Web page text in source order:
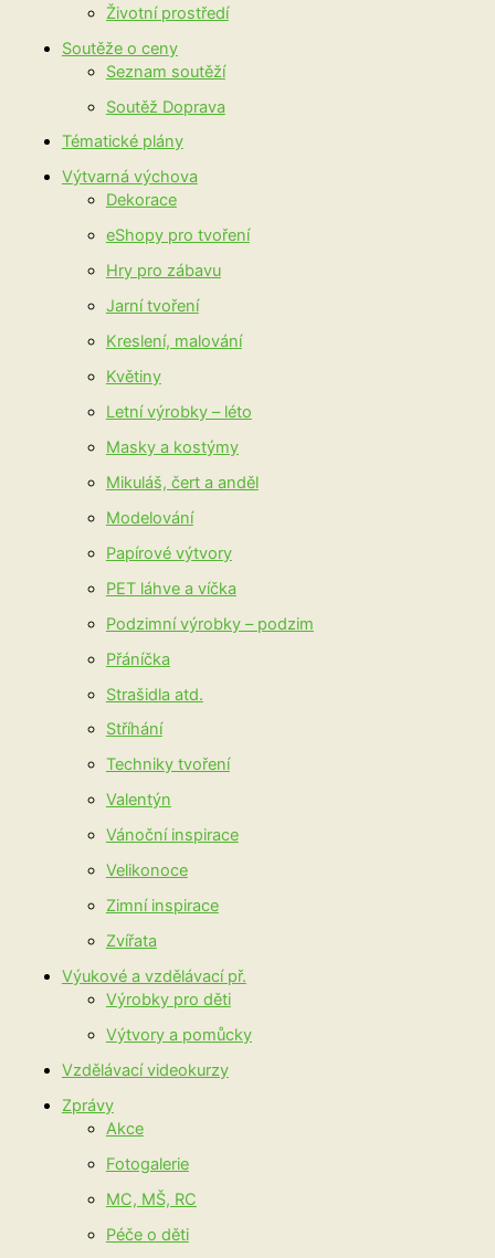
Životní prostředí
Soutěže o ceny
Seznam soutěží
Soutěž Doprava
Tématické plány
Výtvarná výchova
Dekorace
eShopy pro tvoření
Hry pro zábavu
Jarní tvoření
Kreslení, malování
Květiny
Letní výrobky – léto
Masky a kostýmy
Mikuláš, čert a anděl
Modelování
Papírové výtvory
PET láhve a víčka
Podzimní výrobky – podzim
Přáníčka
Strašidla atd.
Stříhání
Techniky tvoření
Valentýn
Vánoční inspirace
Velikonoce
Zimní inspirace
Zvířata
Výukové a vzdělávací př.
Výrobky pro děti
Výtvory a pomůcky
Vzdělávací videokurzy
Zprávy
Akce
Fotogalerie
MC, MŠ, RC
Péče o děti